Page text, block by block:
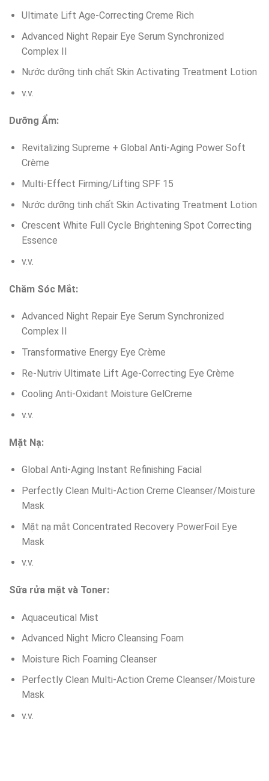
Ultimate Lift Age-Correcting Creme Rich
Advanced Night Repair Eye Serum Synchronized
Complex II
Nước dưỡng tinh chất Skin Activating Treatment Lotion
v.v.
Dưỡng Ẩm:
Revitalizing Supreme + Global Anti-Aging Power Soft
Crème
Multi-Effect Firming/Lifting SPF 15
Nước dưỡng tinh chất Skin Activating Treatment Lotion
Crescent White Full Cycle Brightening Spot Correcting
Essence
v.v.
Chăm Sóc Mắt:
Advanced Night Repair Eye Serum Synchronized
Complex II
Transformative Energy Eye Crème
Re-Nutriv Ultimate Lift Age-Correcting Eye Crème
Cooling Anti-Oxidant Moisture GelCreme
v.v.
Mặt Nạ:
Global Anti-Aging Instant Refinishing Facial
Perfectly Clean Multi-Action Creme Cleanser/Moisture
Mask
Mặt nạ mắt Concentrated Recovery PowerFoil Eye
Mask
v.v.
Sữa rửa mặt và Toner:
Aquaceutical Mist
Advanced Night Micro Cleansing Foam
Moisture Rich Foaming Cleanser
Perfectly Clean Multi-Action Creme Cleanser/Moisture
Mask
v.v.